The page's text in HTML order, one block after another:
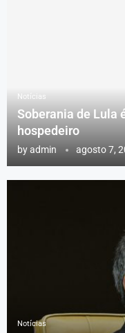
Notícias
Soberania de Lula
hospedeiro
byadmin agosto 7,
Notícias